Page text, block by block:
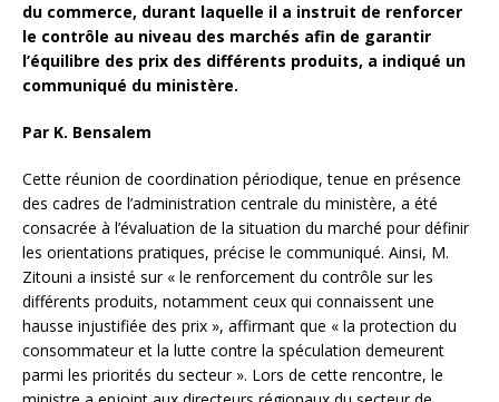
du commerce, durant laquelle il a instruit de renforcer
le contrôle au niveau des marchés afin de garantir
l’équilibre des prix des différents produits, a indiqué un
communiqué du ministère.
Par K. Bensalem
Cette réunion de coordination périodique, tenue en présence
des cadres de l’administration centrale du ministère, a été
consacrée à l’évaluation de la situation du marché pour définir
les orientations pratiques, précise le communiqué. Ainsi, M.
Zitouni a insisté sur « le renforcement du contrôle sur les
différents produits, notamment ceux qui connaissent une
hausse injustifiée des prix », affirmant que « la protection du
consommateur et la lutte contre la spéculation demeurent
parmi les priorités du secteur ». Lors de cette rencontre, le